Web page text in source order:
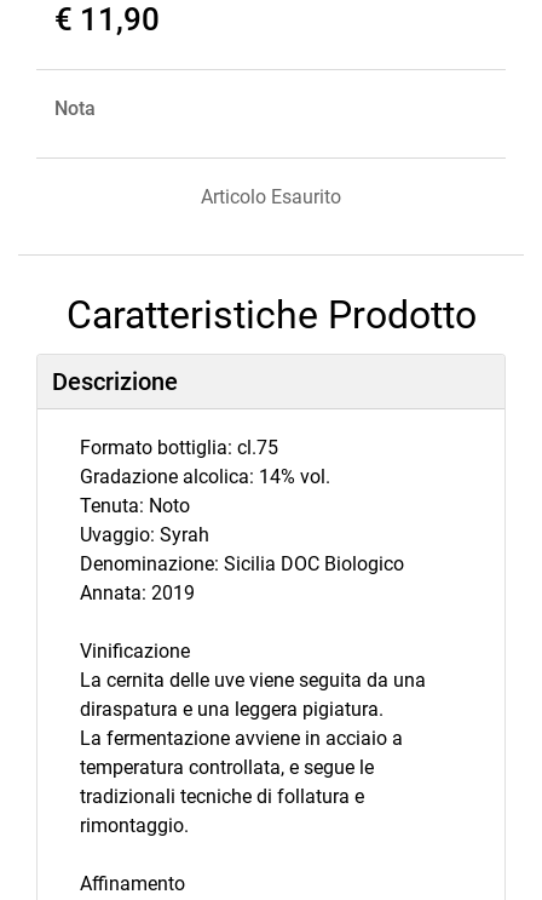
€ 11,90
Nota
Articolo Esaurito
Caratteristiche Prodotto
Descrizione
Formato bottiglia: cl.75
Gradazione alcolica: 14% vol.
Tenuta: Noto
Uvaggio: Syrah
Denominazione: Sicilia DOC Biologico
Annata: 2019
Vinificazione
La cernita delle uve viene seguita da una
diraspatura e una leggera pigiatura.
La fermentazione avviene in acciaio a
temperatura controllata, e segue le
tradizionali tecniche di follatura e
rimontaggio.
Affinamento